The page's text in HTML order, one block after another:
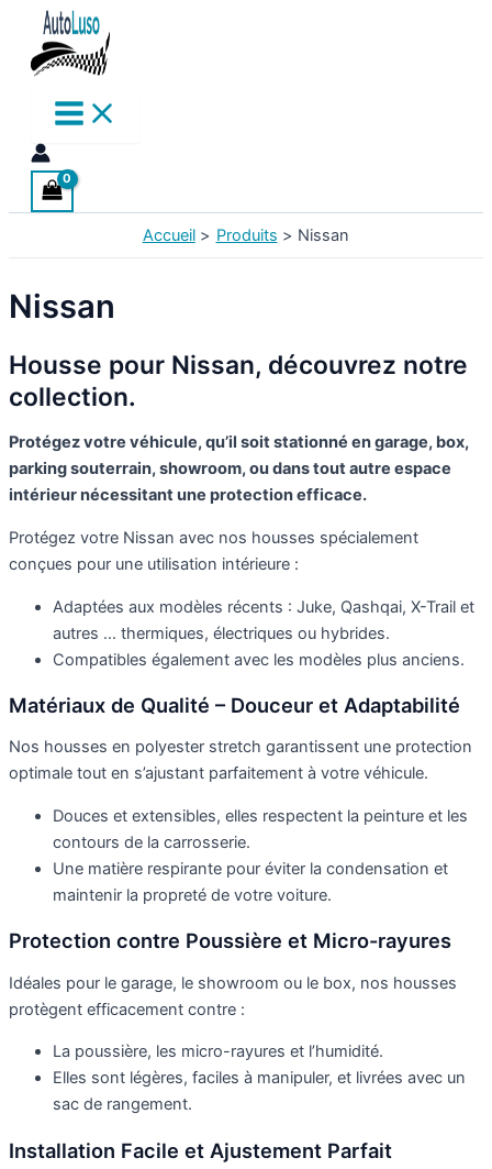
contenu
Accueil Produits Nissan
Nissan
Housse pour Nissan, découvrez notre
collection.
Protégez votre véhicule, qu’il soit stationné engarage, box,
parking souterrain,showroom, ou dans tout autre espace
intérieur nécessitant une protection efficace.
Protégez votre Nissan avec nos housses spécialement
conçues pour une utilisation intérieure :
Adaptées aux modèles récents : Juke, Qashqai, X-Trail et
autres … thermiques, électriques ou hybrides.
Compatibles également avec les modèles plus anciens.
Matériaux de Qualité – Douceur et Adaptabilité
Nos housses en polyester stretch garantissent une protection
optimale tout en s’ajustant parfaitement à votre véhicule.
Douces et extensibles, elles respectent la peinture et les
contours de la carrosserie.
Une matière respirante pour éviter la condensation et
maintenir la propreté de votre voiture.
Protection contre Poussière et Micro-rayures
Idéales pour le garage, le showroom ou le box, nos housses
protègent efficacement contre :
La poussière, les micro-rayures et l’humidité.
Elles sont légères, faciles à manipuler, et livrées avec un
sac de rangement.
Installation Facile et Ajustement Parfait